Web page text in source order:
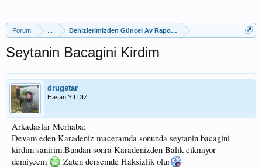
Forum Denizlerimizden Güncel Av Raporları
Seytanin Bacagini Kirdim
drugstar
Hasan YILDIZ
Arkadaslar Merhaba;
Devam eden Karadeniz maceramda sonunda seytanin bacagini
kirdim sanirim.Bundan sonra Karadenizden Balik cikmiyor
demiycem
Zaten dersemde Haksizlik olur